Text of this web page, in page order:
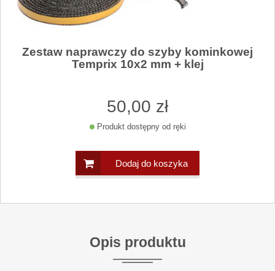
Zestaw naprawczy do szyby kominkowej
Temprix 10x2 mm + klej
50,00 zł
Produkt dostępny od ręki
Dodaj do koszyka
Opis produktu